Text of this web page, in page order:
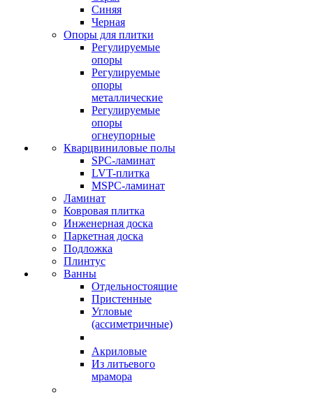
Синяя
Черная
Опоры для плитки
Регулируемые
опоры
Регулируемые
опоры
металлические
Регулируемые
опоры
огнеупорные
Кварцвиниловые полы
SPC-ламинат
LVT-плитка
MSPC-ламинат
Ламинат
Ковровая плитка
Инженерная доска
Паркетная доска
Подложка
Плинтус
Ванны
Отдельностоящие
Пристенные
Угловые
(ассиметричные)
Акриловые
Из литьевого
мрамора